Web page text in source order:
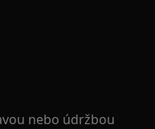
nebo údržbou